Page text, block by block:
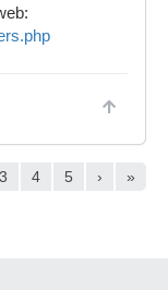
3 4 5 › »